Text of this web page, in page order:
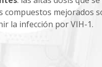
compuestos mejorados
la infección por VIH-1.